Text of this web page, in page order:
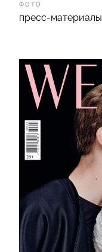
ФОТО
пресс-материалы